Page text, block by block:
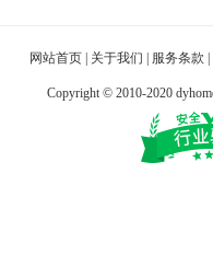
网站首页 关于我们 服务条款
Copyright © 2010-2020